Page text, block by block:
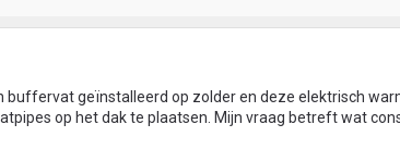
buffervat geïnstalleerd op zolder en deze elektrisch
op het dak te plaatsen. Mijn vraag betreft wat